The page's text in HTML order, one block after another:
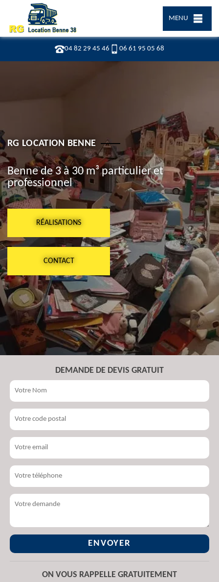
04 82 29 45 46 06 61 95 05 68
MENU
RG LOCATION BENNE
Benne de 3 à 30 m³ particulier et
professionnel
RÉALISATIONS
CONTACT
DEMANDE DE DEVIS GRATUIT
ON VOUS RAPPELLE GRATUITEMENT